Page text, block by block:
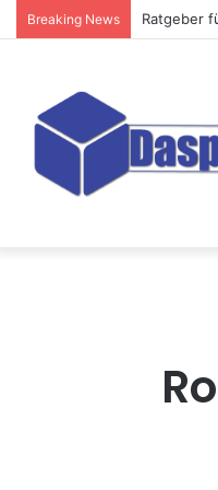
Breaking News Ratgeber